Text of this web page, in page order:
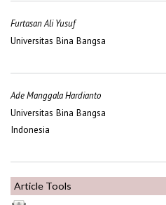
Furtasan Ali Yusuf
Universitas Bina Bangsa
Ade Manggala Hardianto
Universitas Bina Bangsa
Indonesia
Article Tools